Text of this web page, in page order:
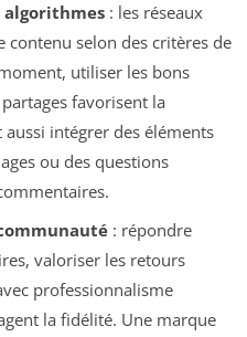
algorithmes: les réseaux
contenu selon des critères de
utiliser les bons
favorisent la
intégrer des éléments
ou des questions
: répondre
valoriser les retours
professionnalisme
la fidélité. Une marque